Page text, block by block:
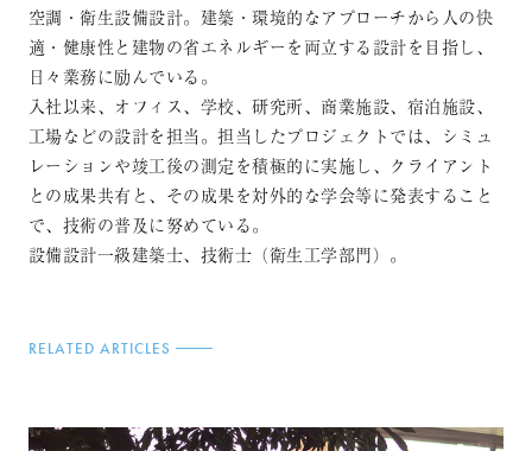
空調・衛生設備設計。建築・環境的なアプローチから人の快
適・健康性と建物の省エネルギーを両立する設計を目指し、
日々業務に励んでいる。
入社以来、オフィス、学校、研究所、商業施設、宿泊施設、
工場などの設計を担当。担当したプロジェクトでは、シミュ
レーションや竣工後の測定を積極的に実施し、クライアント
との成果共有と、その成果を対外的な学会等に発表すること
で、技術の普及に努めている。
設備設計一級建築士、技術士（衛生工学部門）。
RELATED ARTICLES